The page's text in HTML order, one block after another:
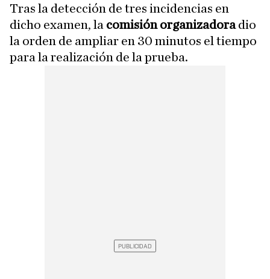
Tras la detección de tres incidencias en
dicho examen, la comisión organizadoradio
la orden de ampliar en 30 minutos el tiempo
para la realización de la prueba.